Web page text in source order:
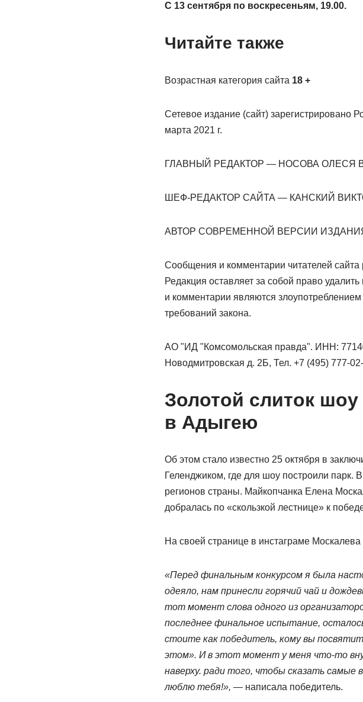
С 13 сентября по воскресеньям, 19.00.
Читайте также
Возрастная категория сайта 18 +
Сетевое издание (сайт) зарегистрировано
марта 2021 г.
ГЛАВНЫЙ РЕДАКТОР — НОСОВА ОЛЕСЯ
ШЕФ-РЕДАКТОР САЙТА — КАНСКИЙ
АВТОР СОВРЕМЕННОЙ ВЕРСИИ
Сообщения и комментарии читателей
Редакция оставляет за собой право
и комментарии являются
требований закона.
АО "ИД "Комсомольская правда". ИНН:
Новодмитровская д. 2Б, Тел. +7 (495) 777-
Золотой слиток
в Адыгею
Об этом стало известно 25 октября в
Геленджиком, где для шоу построили парк.
регионов страны. Майкопчанка Елена
добралась по «скользкой лестнице» к
На своей странице в инстаграме
«Перед финальным конкурсом я была
одеяло, нам принесли горячий чай и
тот момент слова одного из
последнее финальное испытание,
стоите как победитель, кому вы
этом». И в этот момент у меня что-то
наверху. ради того, чтобы сказать самые
люблю тебя!», — написала победитель.